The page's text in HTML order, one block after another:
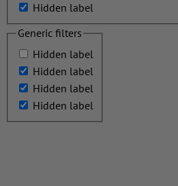
Hidden label
Generic filters
Hidden label
Hidden label
Hidden label
Hidden label